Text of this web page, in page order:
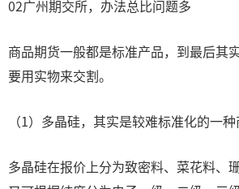
02广州期交所，办法总比问题多
商品期货一般都是标准产品，到最后其
要用实物来交割。
（1）多晶硅，其实是较难标准化的一种
多晶硅在报价上分为致密料、菜花料、